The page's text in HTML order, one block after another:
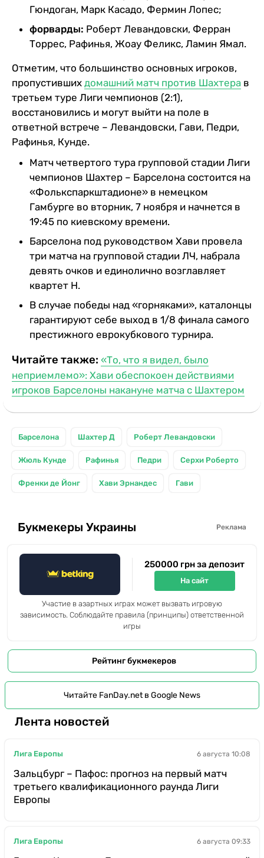
Гюндоган, Марк Касадо, Фермин Лопес;
форварды: Роберт Левандовски, Ферран
Торрес, Рафинья, Жоау Феликс, Ламин Ямал.
Отметим, что большинство основных игроков,
пропустивших домашний матч против Шахтера в
третьем туре Лиги чемпионов (2:1),
восстановились и могут выйти на поле в
ответной встрече – Левандовски, Гави, Педри,
Рафинья, Кунде.
Матч четвертого тура групповой стадии Лиги
чемпионов Шахтер – Барселона состоится на
«Фолькспаркштадионе» в немецком
Гамбурге во вторник, 7 ноября и начнется в
19:45 по киевскому времени.
Барселона под руководством Хави провела
три матча на групповой стадии ЛЧ, набрала
девять очков и единолично возглавляет
квартет H.
В случае победы над «горняками», каталонцы
гарантируют себе выход в 1/8 финала самого
престижного еврокубкового турнира.
Читайте также: «То, что я видел, было
неприемлемо»: Хави обеспокоен действиями
игроков Барселоны накануне матча с Шахтером
Барселона Шахтер Д Роберт Левандовски
Жюль Кунде Рафинья Педри Серхи Роберто
Френки де Йонг Хави Эрнандес Гави
Букмекеры Украины Реклама
250000 грн за депозит
На сайт
Участие в азартных играх может вызвать игровую
зависимость. Соблюдайте правила (принципы) ответственной
игры
Рейтинг букмекеров
Читайте FanDay.net в Google News
Лента новостей
Лига Европы 6 августа 10:08
Зальцбург – Пафос: прогноз на первый матч
третьего квалификационного раунда Лиги
Европы
Лига Европы 6 августа 09:33